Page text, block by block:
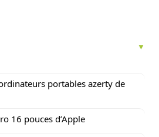
portables azerty de
16 pouces d’Apple